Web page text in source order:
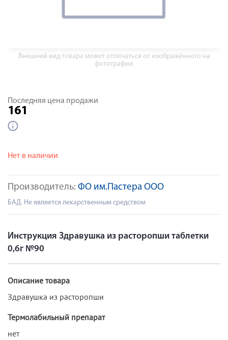
Внешний вид товара может отличаться от изображённого на
фотографии
Производитель: ФО им.Пастера ООО
БАД. Не является лекарственным средством
Последняя цена продажи
161
Нет в наличии
Инструкция Здравушка из расторопши таблетки
0,6г №90
Описание товара
Здравушка из расторопши
Термолабильный препарат
нет